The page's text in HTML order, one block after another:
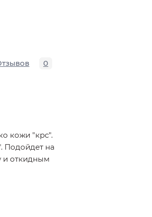
0
кожи "крс".
Подойдет на
и откидным